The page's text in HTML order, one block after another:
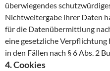
überwiegendes
Nichtweitergabe ihrer Daten
für die Datenübermittlung
eine gesetzliche
in den Fällen nach § 6 Abs. 2
4. Cookies